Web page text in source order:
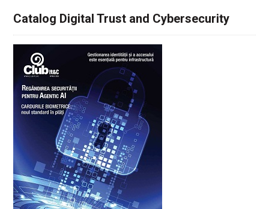
Catalog Digital Trust and Cybersecurity